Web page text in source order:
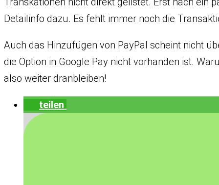
Detailinfo dazu. Es fehlt immer noch die
Auch das Hinzufügen von PayPal scheint nicht
die Option in Google Pay nicht vorhanden ist.
also weiter dranbleiben!
teilen